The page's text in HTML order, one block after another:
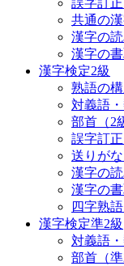
共通の漢
漢字の読
漢字の書
漢字検定2級
熟語の構
対義語・
部首（2
誤字訂正
送りがな
漢字の読
漢字の書
四字熟語
漢字検定準2級
対義語・
部首（準